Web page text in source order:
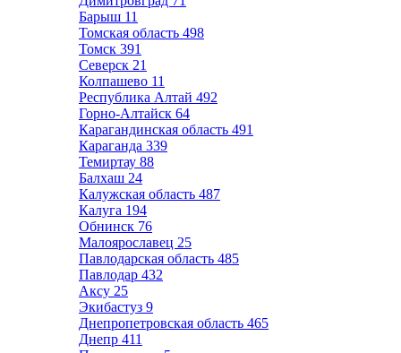
Барыш 11
Томская область 498
Томск 391
Северск 21
Колпашево 11
Республика Алтай 492
Горно-Алтайск 64
Карагандинская область 491
Караганда 339
Темиртау 88
Балхаш 24
Калужская область 487
Калуга 194
Обнинск 76
Малоярославец 25
Павлодарская область 485
Павлодар 432
Аксу 25
Экибастуз 9
Днепропетровская область 465
Днепр 411